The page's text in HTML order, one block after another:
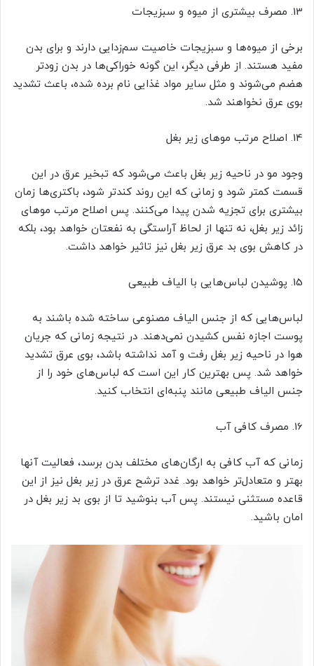
13. مصرف بیشتری از میوه و سبزیجات
برخی از میوه‌ها و سبزیجات خاصیت سم‌زدایی دارند و برای بدن
مفید هستند. از طرفی دیگر، این گونه خوراکی‌ها در بدن زودتر
هضم می‌شوند و مثل سایر مواد غذایی نام برده شده، باعث تشدید
بوی عرق نخواهند شد.
14. اصلاح مرتب موهای زیر بغل
وجود مو در ناحیه زیر بغل باعث می‌شود که تبخیر عرق در این
قسمت کمتر شود و زمانی که این روند کندتر شود، باکتری‌ها زمان
بیشتری برای تجزیه شدن پیدا می‌کنند. پس اصلاح مرتب موهای
زائد زیر بغل، نه تنها از لحاظ آراستگی به نفعتان خواهد بود، بلکه
در کاهش بوی بد عرق زیر بغل نیز تاثیر خواهد داشت.
15. پوشیدن لباس‌هایی با الیاف طبیعی
لباس‌هایی که از جنس الیاف مصنوعی ساخته شده باشند به
پوست اجازه نفس کشیدن نمی‌دهند. در نتیجه زمانی که جریان
هوا در ناحیه زیر بغل رفت و آمد نداشته باشد، بوی عرق تشدید
خواهد شد. پس بهترین کار این است که لباس‌های خود را از
جنس الیاف طبیعی مانند پنبه‌ای انتخاب کنید.
16. مصرف کافی آب
زمانی که آب کافی به ارگان‌های مختلف بدن برسد، فعالیت آنها
بهتر و متعادل‌تر خواهد بود. غدد ترشح عرق در زیر بغل نیز از این
قاعده مستثنی نیستند. پس آب بنوشید تا از بوی بد زیر بغل در
امان باشید.